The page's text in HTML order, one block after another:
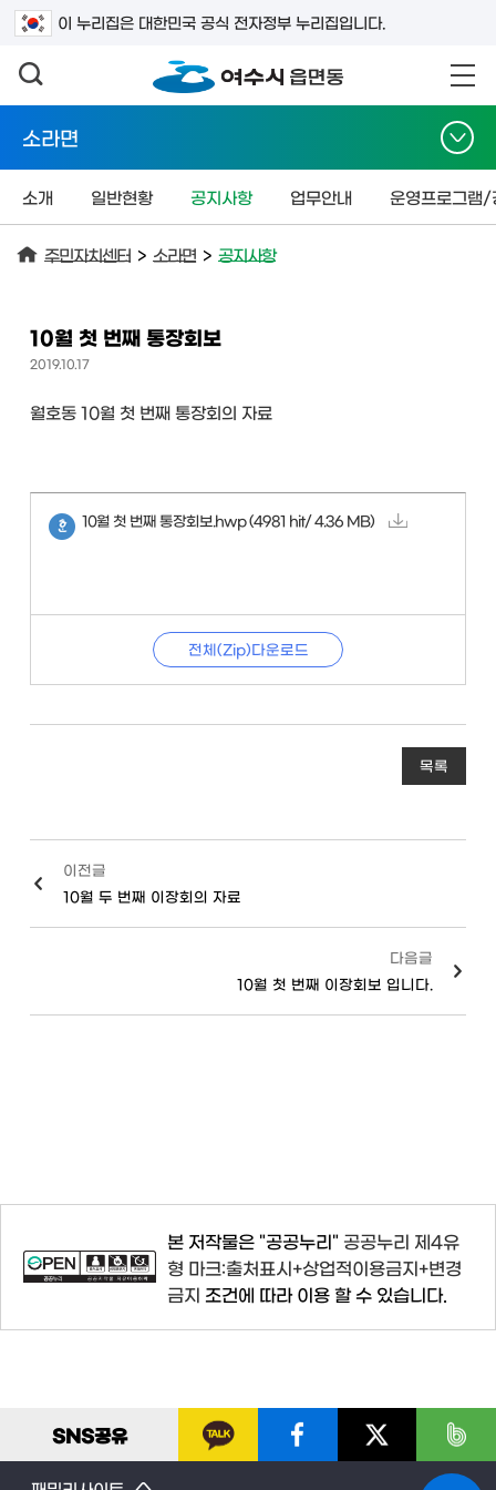
이 누리집은 대한민국 공식 전자정부 누리집입니다.
검색어를 입력하세요
소라면
소개 일반현황 공지사항 업무안내 운영프로그램/
주민자치센터 > 소라면 > 공지사항
10월 첫 번째 통장회보
2019.10.17
월호동 10월 첫 번째 통장회의 자료
10월 첫 번째 통장회보.hwp (4981 hit/ 4.36 MB)
전체(Zip)다운로드
목록
이전글
10월 두 번째 이장회의 자료
다음글
10월 첫 번째 이장회보 입니다.
본 저작물은 "공공누리" 공공누리 제4유
형 마크:출처표시+상업적이용금지+변경
금지 조건에 따라 이용 할 수 있습니다.
SNS공유